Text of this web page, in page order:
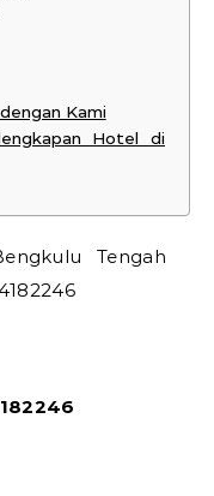
Kami
Hotel di